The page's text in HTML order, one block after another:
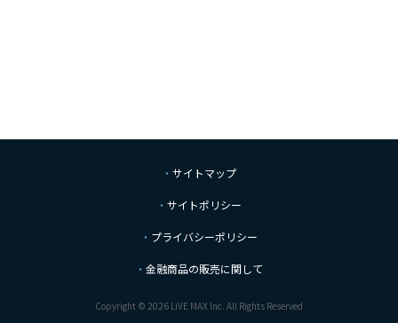
サイトマップ
サイトポリシー
プライバシーポリシー
金融商品の販売に関して
Copyright © 2026 LiVE MAX Inc. All Rights Reserved